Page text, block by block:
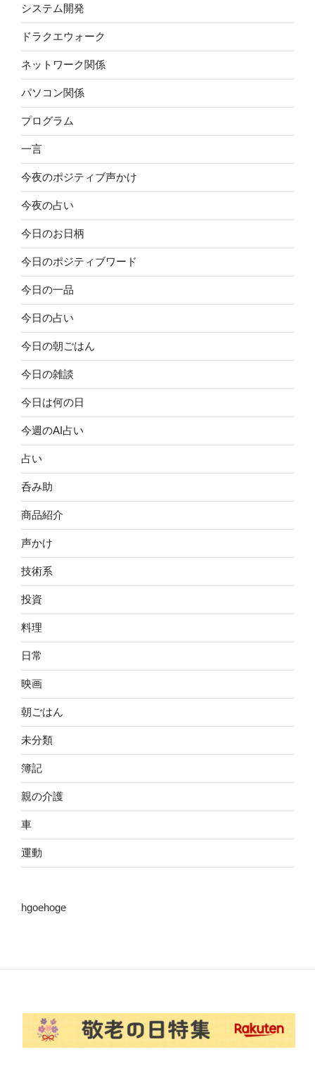
システム開発
ドラクエウォーク
ネットワーク関係
パソコン関係
プログラム
一言
今夜のポジティブ声かけ
今夜の占い
今日のお日柄
今日のポジティブワード
今日の一品
今日の占い
今日の朝ごはん
今日の雑談
今日は何の日
今週のAI占い
占い
呑み助
商品紹介
声かけ
技術系
投資
料理
日常
映画
朝ごはん
未分類
簿記
親の介護
車
運動
hgoehoge